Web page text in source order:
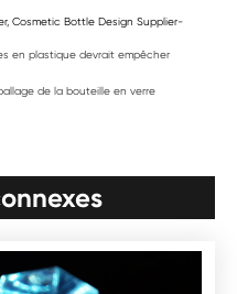
Cosmetic Bottle Design Supplier-
en plastique devrait empêcher
de la bouteille en verre